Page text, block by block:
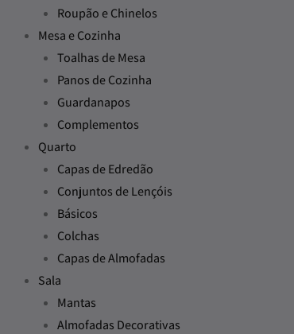
Roupão e Chinelos
Mesa e Cozinha
Toalhas de Mesa
Panos de Cozinha
Guardanapos
Complementos
Quarto
Capas de Edredão
Conjuntos de Lençóis
Básicos
Colchas
Capas de Almofadas
Sala
Mantas
Almofadas Decorativas